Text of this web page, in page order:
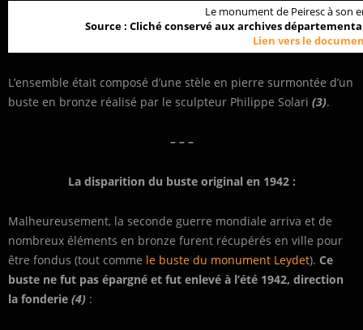
Le monument de Peiresc à son
Source : Cliché conservé aux archives
Lien vers le
L’ensemble était composé d’une stèle en pierre surmontée d’un
buste en bronze réalisé par le sculpteur Philippe Solari (3).
– – –
La disparition du buste original en 1942 :
Malheureusement, la seconde guerre mondiale arriva et de
nombreux éléments en bronze furent récupérés en ville pour
être fondus (tout comme le buste du monument Leydet). Ce
buste ne fut pas épargné et fut enlevé à l’été 1942, direction
la fonderie (4) :